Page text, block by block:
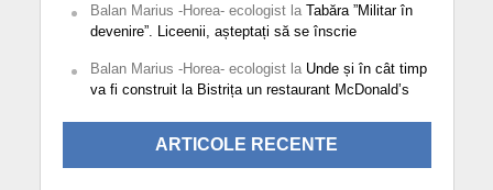
Balan Marius -Horea- ecologistla Tabăra ”Militar în
devenire”. Liceenii, așteptați să se înscrie
Balan Marius -Horea- ecologistla Unde și în cât timp
va fi construit la Bistrița un restaurant McDonald’s
ARTICOLE RECENTE